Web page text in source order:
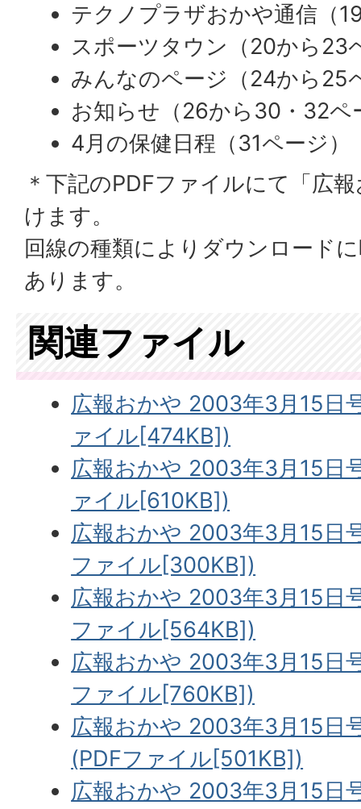
テクノプラザおかや通信（
スポーツタウン（20から23
みんなのページ（24から25
お知らせ（26から30・32ペ
4月の保健日程（31ページ）
＊下記のPDFファイルにて「広
けます。
回線の種類によりダウンロード
あります。
関連ファイル
広報おかや 2003年3月15日
ァイル[474KB])
広報おかや 2003年3月15日
ァイル[610KB])
広報おかや 2003年3月15日
ファイル[300KB])
広報おかや 2003年3月15日
ファイル[564KB])
広報おかや 2003年3月15日
ファイル[760KB])
広報おかや 2003年3月15日
(PDFファイル[501KB])
広報おかや 2003年3月15日